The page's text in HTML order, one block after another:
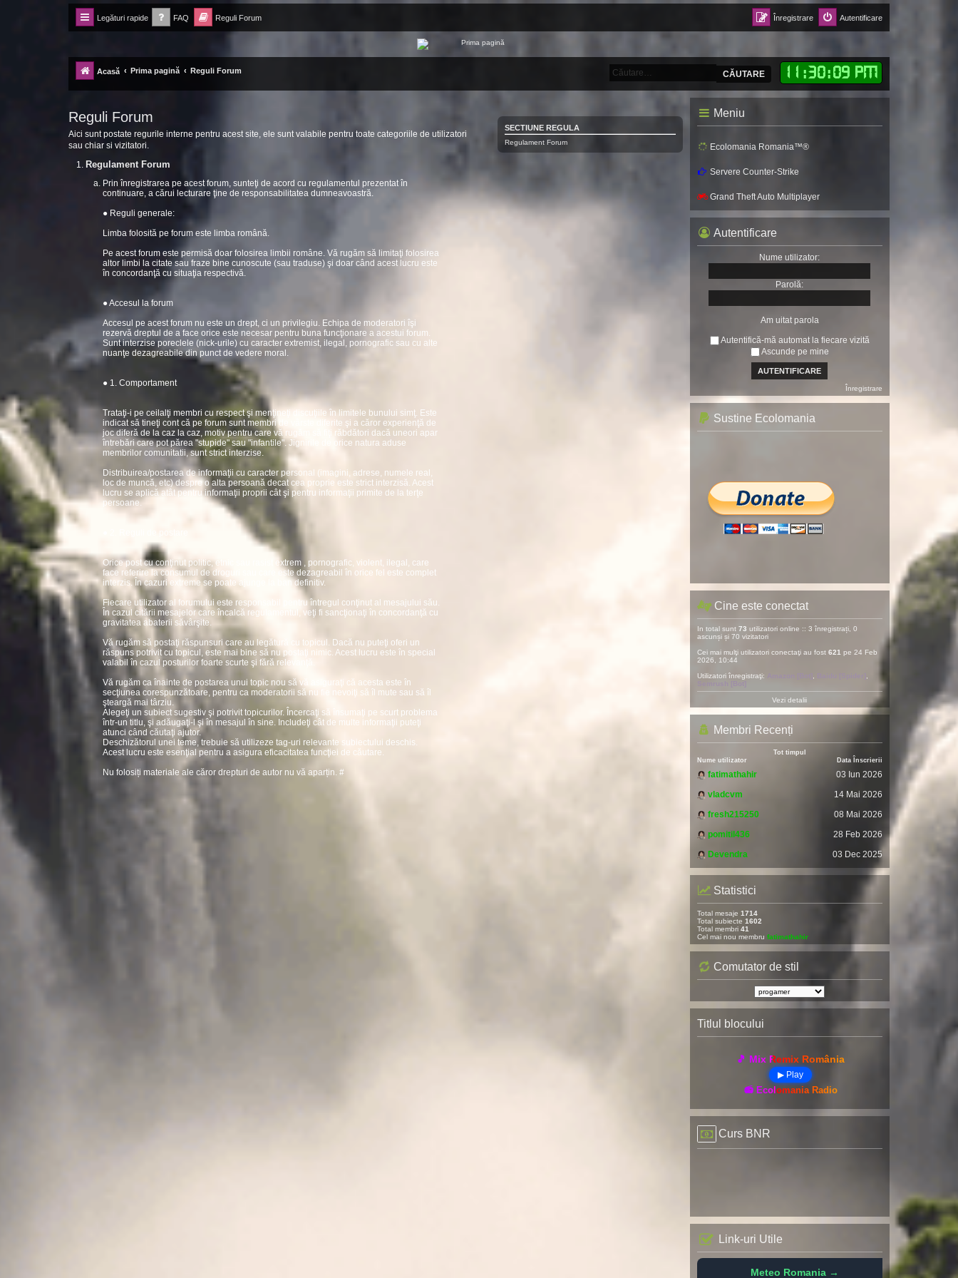
Legături rapide FAQ Reguli Forum Autentificare
Înregistrare
Forum Ecolomania™®
-= Idei pentru viitor =-
Acasă Prima pagină Reguli Forum 11 :30:11 PM
CĂUTARE
SECTIUNE REGULA
Regulament Forum
Reguli Forum
Aici sunt postate regurile interne pentru acest site, ele sunt valabile pentru toate categoriile de utilizatori
sau chiar si vizitatori.
Regulament Forum
Prin înregistrarea pe acest forum, sunteţi de acord cu regulamentul prezentat în
continuare, a cărui lecturare ţine de responsabilitatea dumneavoastră.
● Reguli generale:
Limba folosită pe forum este limba română.
Pe acest forum este permisă doar folosirea limbii române. Vă rugăm să limitaţi folosirea
altor limbi la citate sau fraze bine cunoscute (sau traduse) şi doar când acest lucru este
în concordanţă cu situaţia respectivă.
● Accesul la forum
Accesul pe acest forum nu este un drept, ci un privilegiu. Echipa de moderatori îşi
rezervă dreptul de a face orice este necesar pentru buna funcţionare a acestui forum.
Sunt interzise poreclele (nick-urile) cu caracter extremist, ilegal, pornografic sau cu alte
nuanţe dezagreabile din punct de vedere moral.
● 1. Comportament
Trataţi-i pe ceilalţi membri cu respect şi menţineţi discuţiile în limitele bunului simţ. Este
indicat să tineţi cont că pe forum sunt membri de vârste diferite şi a căror experienţă de
joc diferă de la caz la caz, motiv pentru care vă rugăm să fiţi răbdători dacă uneori apar
întrebări care pot părea "stupide" sau "infantile". Jignirile de orice natura aduse
membrilor comunitatii, sunt strict interzise.
Distribuirea/postarea de informaţii cu caracter personal (imagini, adrese, numele real,
loc de muncă, etc) despre o alta persoană decat cea proprie este strict interzisă. Acest
lucru se aplică atât pentru informaţii proprii cât şi pentru informaţii primite de la terţe
persoane.
Orice post cu conţinut politic, etnic sau rasist extrem , pornografic, violent, ilegal, care
face referire la consumul de droguri sau care este dezagreabil în orice fel este complet
interzis. În cazuri extreme se poate ajunge la ban definitiv.
Fiecare utilizator al forumului este responsabil pentru întregul conţinut al mesajului său.
În cazul citării mesajelor care încalcă regulamentul, veţi fi sancţionaţi în concordanţă cu
gravitatea abaterii săvârşite.
Vă rugăm să postaţi răspunsuri care au legătură cu topicul. Dacă nu puteţi oferi un
răspuns potrivit cu topicul, este mai bine să nu postaţi nimic. Acest lucru este în special
valabil în cazul posturilor foarte scurte şi fără relevanţă.
Vă rugăm ca înainte de postarea unui topic nou să vă asiguraţi că acesta este în
secţiunea corespunzătoare, pentru ca moderatorii să nu fie nevoiţi să îl mute sau să îl
şteargă mai târziu.
Alegeţi un subiect sugestiv şi potrivit topicurilor. Încercaţi să însumaţi pe scurt problema
într-un titlu, şi adăugaţi-l şi în mesajul în sine. Includeţi cât de multe informaţii puteţi
atunci când căutaţi ajutor.
Deschizătorul unei teme, trebuie să utilizeze tag-uri relevante subiectului deschis.
Acest lucru este esenţial pentru a asigura eficacitatea funcţiei de căutare.
Nu folosiți materiale ale căror drepturi de autor nu vă aparțin. #
Meniu
Ecolomania Romania™®
Servere Counter-Strike
Grand Theft Auto Multiplayer
Autentificare
Nume utilizator:
Parolă:
Am uitat parola
Autentifică-mă automat la fiecare vizită
Ascunde pe mine
Înregistrare
Sustine Ecolomania
Cine este conectat
In total sunt 73 utilizatori online :: 3 înregistrați, 0
ascunși și 70 vizitatori
Cei mai mulţi utilizatori conectaţi au fost 621 pe 24 Feb
2026, 10:44
Utilizatori înregistraţi:
Amazon [Bot]
Vezi detalii
Membri Recenți
Tot timpul
Nume utilizator
Data Înscrierii
fatimathahir
03 Iun 2026
vladcvm
14 Mai 2026
fresh215250
08 Mai 2026
pomitil436
28 Feb 2026
Devendra
03 Dec 2025
Statistici
Total mesaje 1714
Total subiecte 1602
Total membri 41
Cel mai nou membru fatimathahir
Comutator de stil
Titlul blocului
🎵 Mix Remix România
▶ Play
📻 Ecolomania Radio
Curs BNR
Link-uri Utile
Meteo Romania →